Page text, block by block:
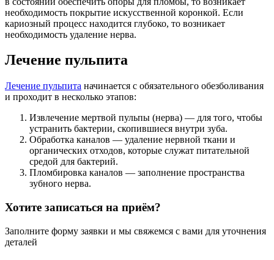
необходимость покрытие искусственной коронкой. Если
кариозный процесс находится глубоко, то возникает
необходимость удаление нерва.
Лечение пульпита
Лечение пульпита начинается с обязательного обезболивания
и проходит в несколько этапов:
Извлечение мертвой пульпы (нерва) — для того, чтобы
устранить бактерии, скопившиеся внутри зуба.
Обработка каналов — удаление нервной ткани и
органических отходов, которые служат питательной
средой для бактерий.
Пломбировка каналов — заполнение пространства
зубного нерва.
Хотите записаться на приём?
Заполните форму заявки и мы свяжемся с вами для уточнения
деталей